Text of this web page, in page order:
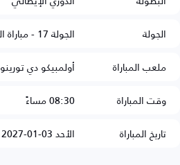
الجولة
الجولة 17 - مباراة الذهاب
ملعب المباراة
أولمبيكو دي تورينو
وقت المباراة
08:30 مساءً
تاريخ المباراة
الأحد 03-01-2027